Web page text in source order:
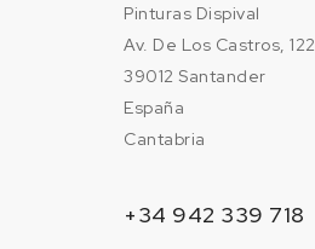
Pinturas Dispival
Av. De Los Castros, 122
39012 Santander
España
Cantabria
+34 942 339 718